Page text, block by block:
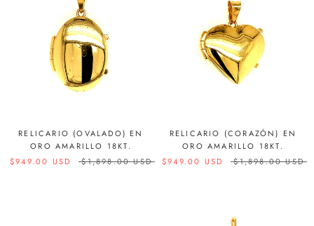
RELICARIO (OVALADO) EN
ORO AMARILLO 18KT.
$949.00 USD
$1,898.00 USD
RELICARIO (CORAZÓN) EN
ORO AMARILLO 18KT.
$949.00 USD
$1,898.00 USD